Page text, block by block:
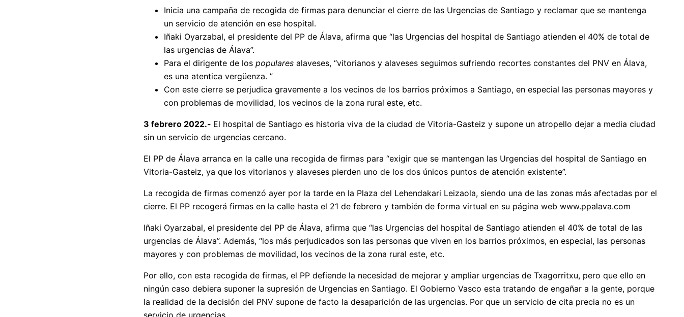
Inicia una campaña de recogida de firmas para denunciar el cierre de las Urgencias de Santiago y reclamar que se mantenga
un servicio de atención en ese hospital.
Iñaki Oyarzabal, el presidente del PP de Álava, afirma que “las Urgencias del hospital de Santiago atienden el 40% de total de
las urgencias de Álava”.
Para el dirigente de los populares alaveses, “vitorianos y alaveses seguimos sufriendo recortes constantes del PNV en Álava,
es una atentica vergüenza. ”
Con este cierre se perjudica gravemente a los vecinos de los barrios próximos a Santiago, en especial las personas mayores y
con problemas de movilidad, los vecinos de la zona rural este, etc.
3 febrero 2022.- El hospital de Santiago es historia viva de la ciudad de Vitoria-Gasteiz y supone un atropello dejar a media ciudad
sin un servicio de urgencias cercano.
El PP de Álava arranca en la calle una recogida de firmas para “exigir que se mantengan las Urgencias del hospital de Santiago en
Vitoria-Gasteiz, ya que los vitorianos y alaveses pierden uno de los dos únicos puntos de atención existente”.
La recogida de firmas comenzó ayer por la tarde en la Plaza del Lehendakari Leizaola, siendo una de las zonas más afectadas por el
cierre. El PP recogerá firmas en la calle hasta el 21 de febrero y también de forma virtual en su página web www.ppalava.com
Iñaki Oyarzabal, el presidente del PP de Álava, afirma que “las Urgencias del hospital de Santiago atienden el 40% de total de las
urgencias de Álava”. Además, “los más perjudicados son las personas que viven en los barrios próximos, en especial, las personas
mayores y con problemas de movilidad, los vecinos de la zona rural este, etc.
Por ello, con esta recogida de firmas, el PP defiende la necesidad de mejorar y ampliar urgencias de Txagorritxu, pero que ello en
ningún caso debiera suponer la supresión de Urgencias en Santiago. El Gobierno Vasco esta tratando de engañar a la gente, porque
la realidad de la decisión del PNV supone de facto la desaparición de las urgencias. Por que un servicio de cita precia no es un
servicio de urgencias.